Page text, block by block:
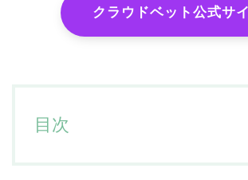
クラウドベット公式サ
目次